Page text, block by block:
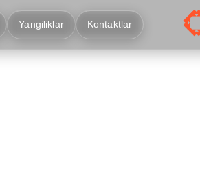
Yangiliklar Kontaktlar